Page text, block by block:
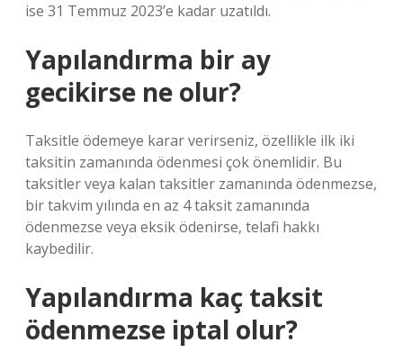
ise 31 Temmuz 2023’e kadar uzatıldı.
Yapılandırma bir ay
gecikirse ne olur?
Taksitle ödemeye karar verirseniz, özellikle ilk iki
taksitin zamanında ödenmesi çok önemlidir. Bu
taksitler veya kalan taksitler zamanında ödenmezse,
bir takvim yılında en az 4 taksit zamanında
ödenmezse veya eksik ödenirse, telafi hakkı
kaybedilir.
Yapılandırma kaç taksit
ödenmezse iptal olur?